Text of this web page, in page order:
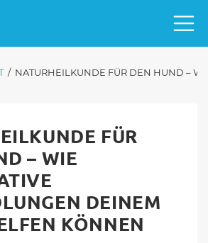
/ NATURHEILKUNDE FÜR DEN HUND –
FÜR
– WIE
DEINEM
KÖNNEN